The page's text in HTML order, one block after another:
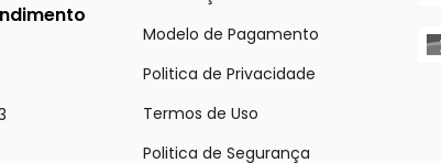
Modelo de Pagamento
Politica de Privacidade
Termos de Uso
Politica de Segurança